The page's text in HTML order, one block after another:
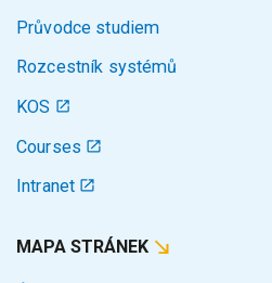
Průvodce studiem
Rozcestník systémů
KOS
Courses
Intranet
MAPA STRÁNEK